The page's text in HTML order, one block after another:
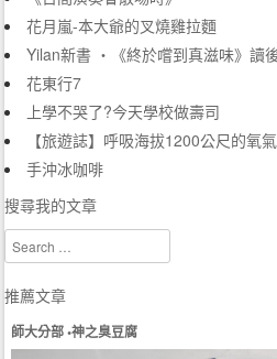
花月嵐-本大爺的叉燒雞拉麵
Yilan新書 ‧《終於嚐到真滋味》讀
花東行7
上學不哭了?今天學校做壽司
【旅遊誌】呼吸海拔1200公尺的氧
手沖冰咖啡
搜尋我的文章
Search
推薦文章
師大分部 •神之臭豆腐